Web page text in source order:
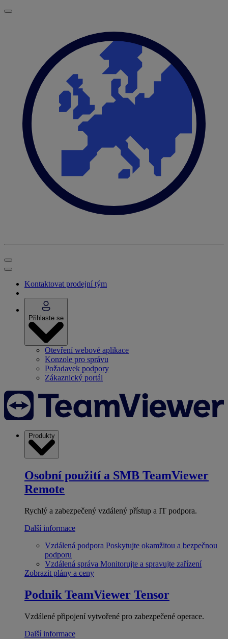
Kontaktovat prodejní tým
Přihlaste se
Otevření webové aplikace
Konzole pro správu
Požadavek podpory
Zákaznický portál
Produkty
Osobní použití a SMB TeamViewer
Remote
Rychlý a zabezpečený vzdálený přístup a IT podpora.
Další informace
Vzdálená podpora Poskytujte okamžitou a bezpečnou
podporu
Vzdálená správa Monitorujte a spravujte zařízení
Zobrazit plány a ceny
Podnik TeamViewer Tensor
Vzdálené připojení vytvořené pro zabezpečené operace.
Další informace